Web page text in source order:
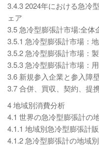
3.4.3 2024年における急冷
ェア
3.5 急冷型膨張計市場:全体
3.5.1 急冷型膨張計市場：
3.5.2 急冷型膨張計市場：
3.5.3 急冷型膨張計市場：
3.6 新規参入企業と参入障
3.7 合併、買収、契約、提
4 地域別消費分析
4.1 世界の急冷型膨張計の
4.1.1 地域別急冷型膨張計
4.1.2 急冷型膨張計の地域